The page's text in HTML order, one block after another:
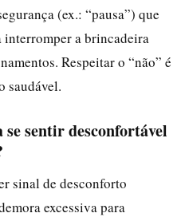
(ex.: “pausa”) que
interromper a brincadeira
Respeitar o “não” é
saudável.
se sentir desconfortável
sinal de desconforto
excessiva para